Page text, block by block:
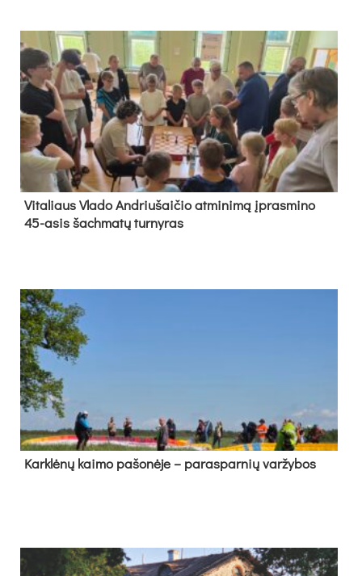
Vi­ta­liaus Vla­do And­riu­šai­čio at­mi­ni­mą įpras­mi­no
45-asis šach­ma­tų tur­ny­ras
Kark­lė­nų kai­mo pa­šo­nė­je – pa­ras­par­nių var­žy­bos